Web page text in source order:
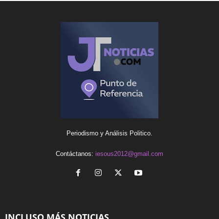
Periodismo y Análisis Politico.
Contáctanos: iesous2012@gmail.com